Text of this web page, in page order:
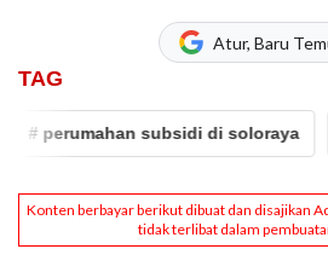
Atur, Baru
TAG
perumahan subsidi di soloraya